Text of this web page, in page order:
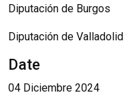
Diputación de Burgos
Diputación de Valladolid
Date
04 Diciembre 2024